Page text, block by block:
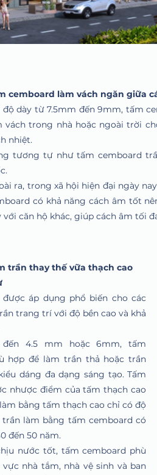
cemboard làm vách ngăn giữa
độ dày từ 7.5mm đến 9mm, tấm
vách trong nhà hoặc ngoài trời
nhiệt.
tương tự như tấm cemboard
ra, trong xã hội hiện đại ngày
có khả năng cách âm tốt
với căn hộ khác, giúp cách âm tối
trần thay thế vữa thạch cao
áp dụng phổ biến cho các
trang trí với độ bền cao và khả
4.5 mm hoặc 6mm, tấm
hợp để làm trần thả hoặc trần
dáng đa dạng sáng tạo. Tấm
nhược điểm của tấm thạch cao
bằng tấm thạch cao chỉ có độ
làm bằng tấm cemboard có
đến 50 năm.
nước tốt, tấm cemboard phù
nhà tắm, nhà vệ sinh và ban